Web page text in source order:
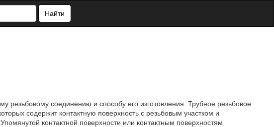
Найти
резьбовому соединению и способу его изготовления. Трубное резьбовое
содержит контактную поверхность с резьбовым участком и
контактной поверхности или контактным поверхностям